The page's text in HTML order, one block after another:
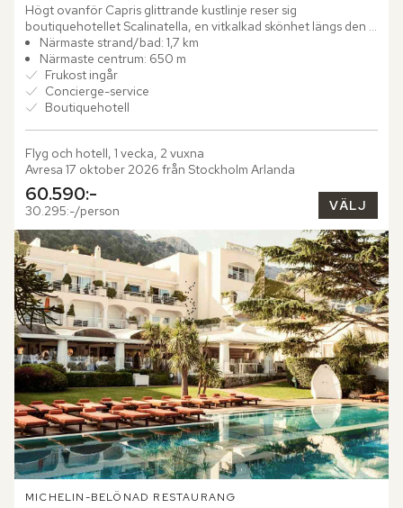
Högt ovanför Capris glittrande kustlinje reser sig
boutiquehotellet Scalinatella, en vitkalkad skönhet längs den
eleganta Via Tragara. Sedan generationer tillbaka har
familjen...
Närmaste strand/bad: 1,7 km
Närmaste centrum: 650 m
Frukost ingår
Concierge-service
Boutiquehotell
Flyg och hotell, 1 vecka, 2 vuxna
Avresa 17 oktober 2026 från Stockholm Arlanda
60.590:-
30.295:-/person VÄLJ
MICHELIN-BELÖNAD RESTAURANG